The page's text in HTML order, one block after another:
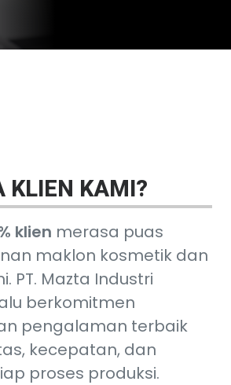
KLIEN KAMI?
klien merasa puas
maklon kosmetik dan
PT. Mazta Industri
berkomitmen
pengalaman terbaik
kecepatan, dan
proses produksi.